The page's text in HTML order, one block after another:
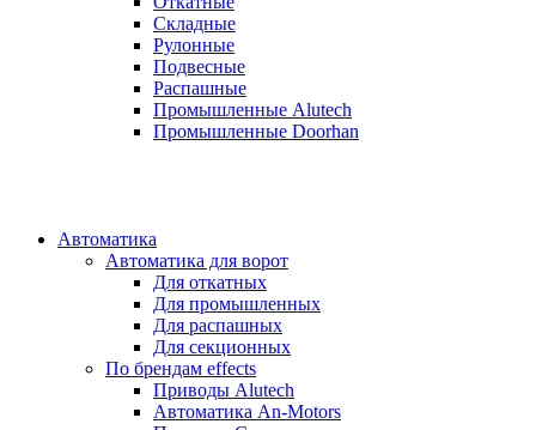
Складные
Рулонные
Подвесные
Распашные
Промышленные Alutech
Промышленные Doorhan
Автоматика
Автоматика для ворот
Для откатных
Для промышленных
Для распашных
Для секционных
По брендам effects
Приводы Alutech
Автоматика An-Motors